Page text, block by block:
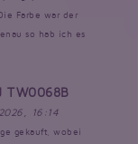
Farbe war der
so hab ich es
TW0068B
16:14
gekauft, wobei